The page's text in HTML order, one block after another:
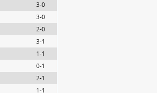
3-0
3-0
2-0
3-1
1-1
0-1
2-1
1-1